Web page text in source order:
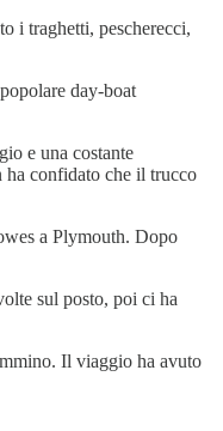
i traghetti, pescherecci,
day-boat
e una costante
ha confidato che il trucco
a Plymouth. Dopo
sul posto, poi ci ha
Il viaggio ha avuto